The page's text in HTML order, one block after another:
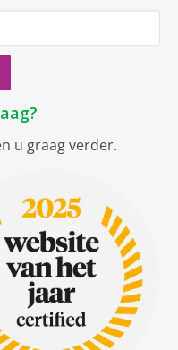
u graag verder.